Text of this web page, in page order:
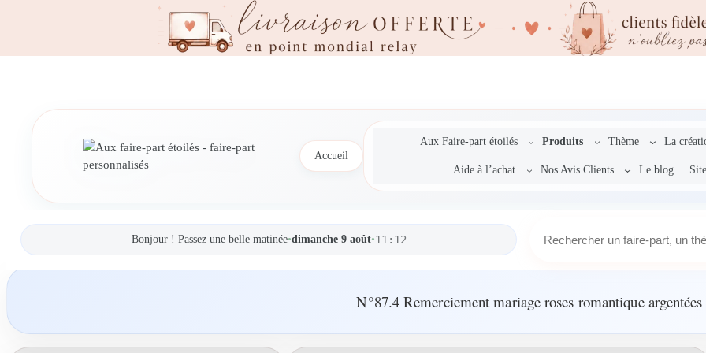
Accueil
Aux Faire-part étoilés Produits Thème La
Aide à l’achat Nos Avis Clients Le blog
Bonjour ! Passez une belle matinée•dimanche 9 août•11:12
r
h
N°87.4 Remerciement mariage roses romantique argentées